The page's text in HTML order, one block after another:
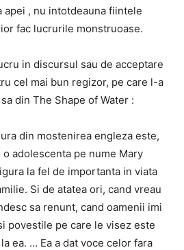
apei , nu intotdeauna fiintele
fac lucrurile monstruoase.
in discursul sau de acceptare
cel mai bun regizor, pe care l-a
din The Shape of Water :
din mostenirea engleza este,
adolescenta pe nume Mary
la fel de importanta in viata
Si de atatea ori, cand vreau
sa renunt, cand oamenii imi
povestile pe care le visez este
ea. … Ea a dat voce celor fara